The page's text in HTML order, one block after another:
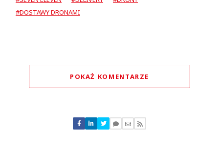
#DOSTAWY DRONAMI
POKAŻ KOMENTARZE
Nie znaleziono komentarzy
Zostaw swoje komentarze